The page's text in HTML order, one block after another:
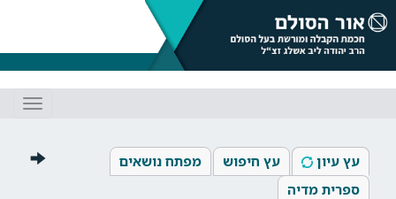
עץ עיון עץ חיפוש
מפתח נושאים
ספרית מדיה